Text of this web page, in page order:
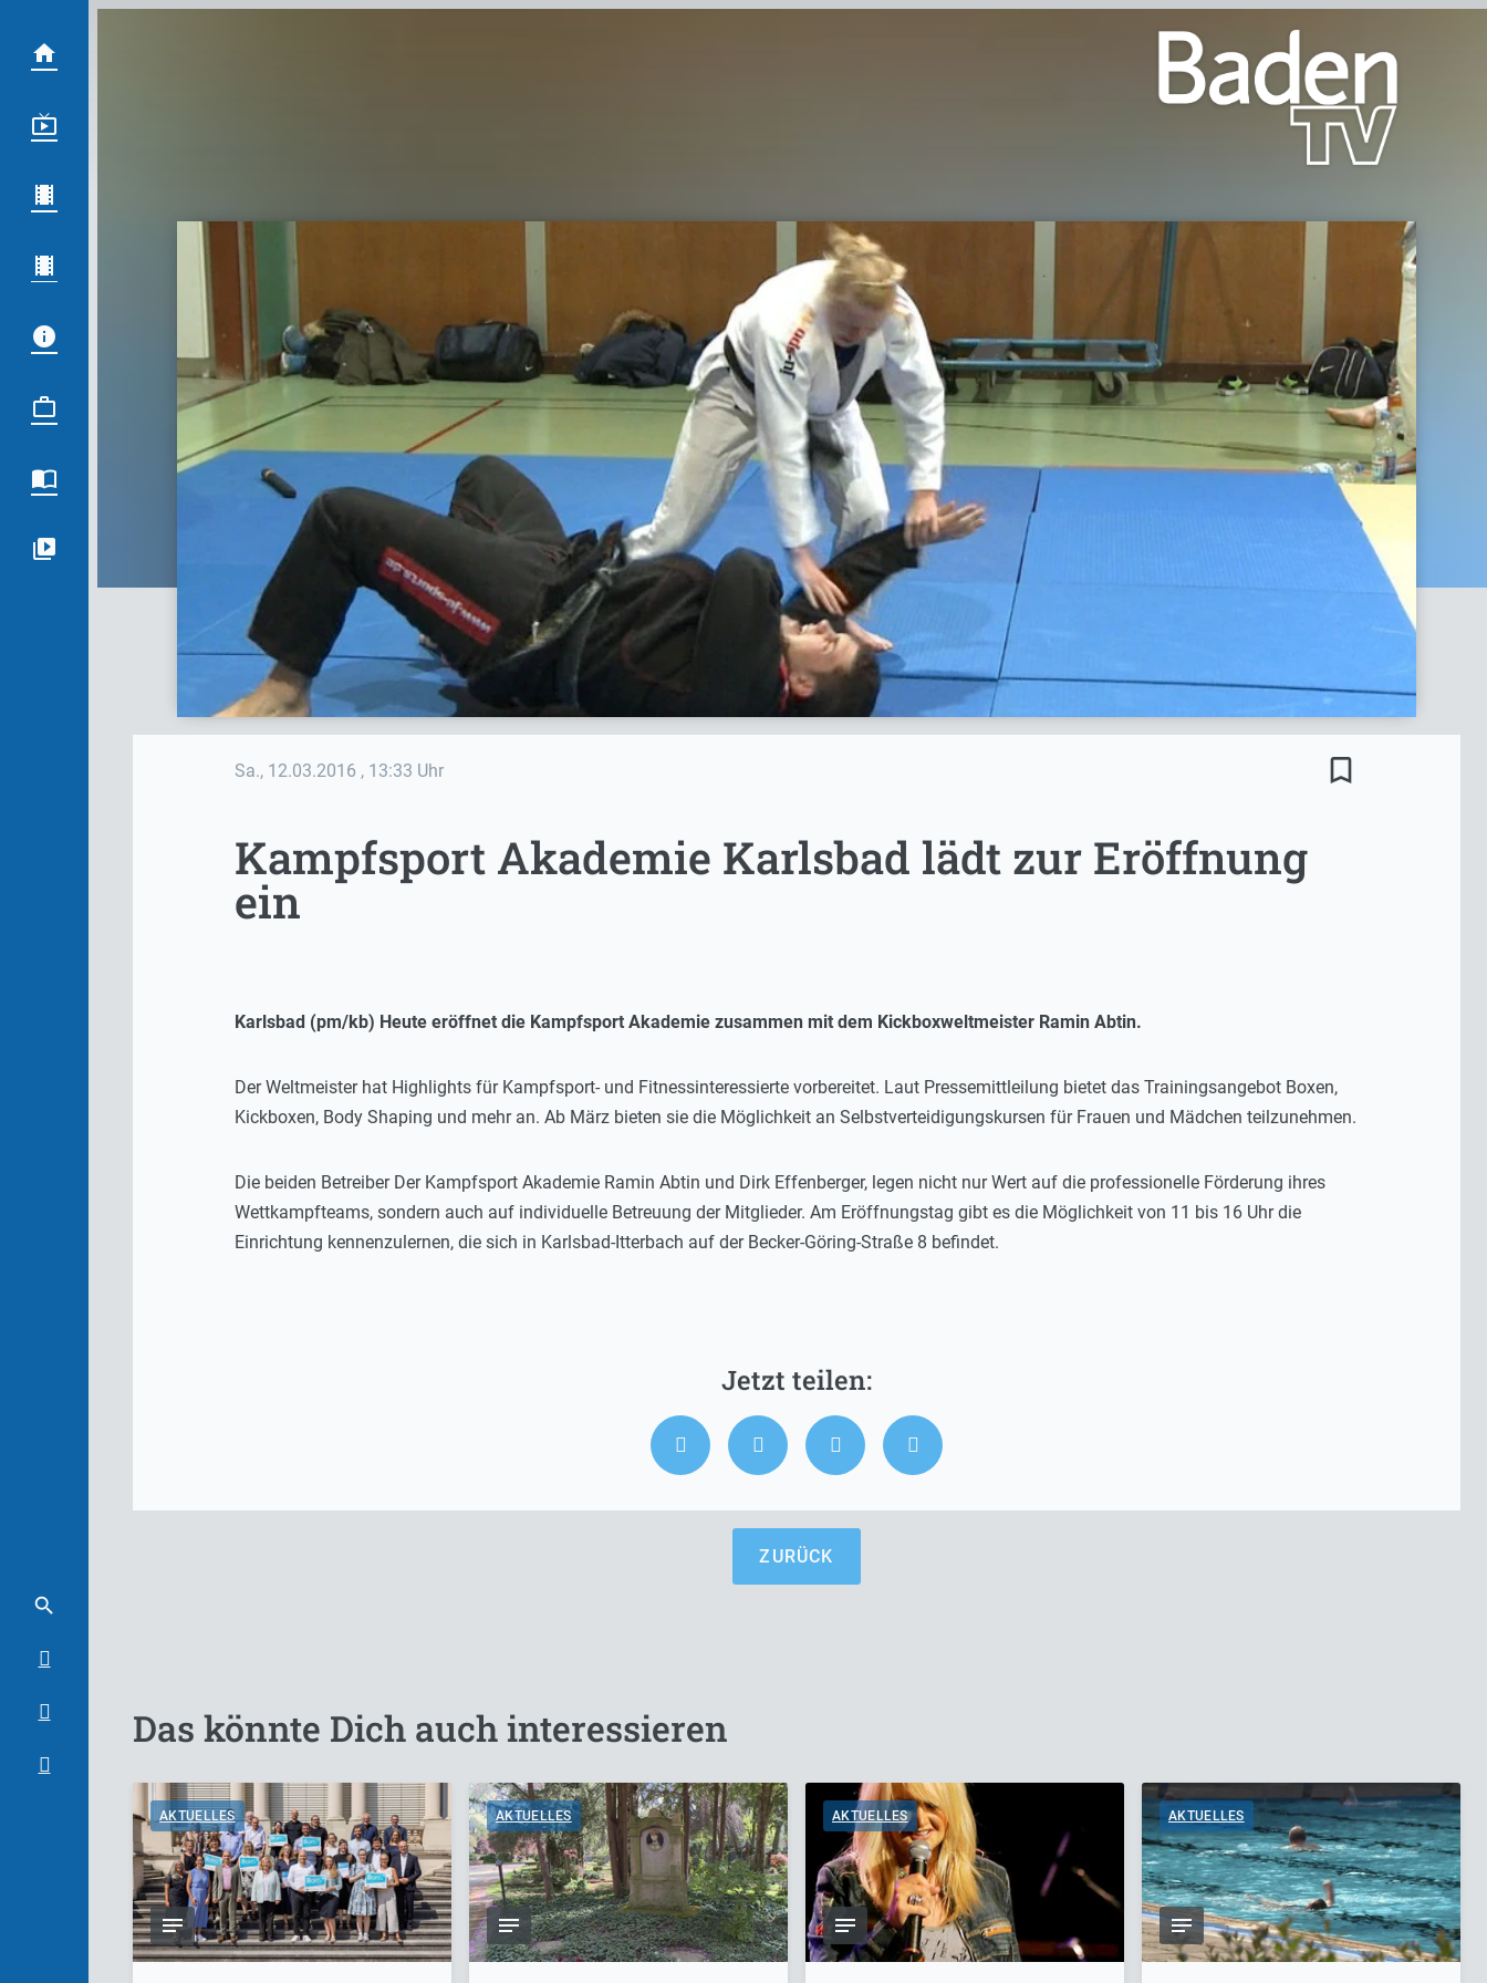
Sa., 12.03.2016 , 13:33 Uhr bookmark_border
Kampfsport Akademie Karlsbad lädt zur Eröffnung
ein
Karlsbad (pm/kb) Heute eröffnet die Kampfsport Akademie zusammen mit dem Kickboxweltmeister Ramin Abtin.
Der Weltmeister hat Highlights für Kampfsport- und Fitnessinteressierte vorbereitet. Laut Pressemittleilung bietet das Trainingsangebot Boxen,
Kickboxen, Body Shaping und mehr an. Ab März bieten sie die Möglichkeit an Selbstverteidigungskursen für Frauen und Mädchen teilzunehmen.
Die beiden Betreiber Der Kampfsport Akademie Ramin Abtin und Dirk Effenberger, legen nicht nur Wert auf die professionelle Förderung ihres
Wettkampfteams, sondern auch auf individuelle Betreuung der Mitglieder. Am Eröffnungstag gibt es die Möglichkeit von 11 bis 16 Uhr die
Einrichtung kennenzulernen, die sich in Karlsbad-Itterbach auf der Becker-Göring-Straße 8 befindet.
ZURÜCK
Das könnte Dich auch interessieren
AKTUELLES AKTUELLES AKTUELLES AKTUELLES